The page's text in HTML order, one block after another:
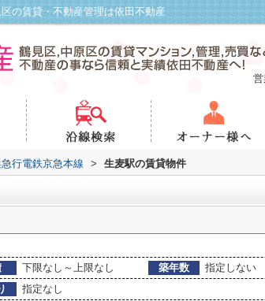
の賃貸・不動産管理は依田不動産
行電鉄京急本線 > 生麦駅の賃貸物件
下限なし～上限なし 築年数
指定しない
指定なし